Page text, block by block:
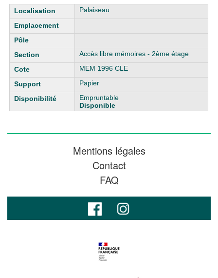
Liste des exemplaires Palaiseau
Accès libre mémoires - 2ème étage
MEM 1996 CLE
Papier
Empruntable
Disponible
Mentions légales
Contact
FAQ